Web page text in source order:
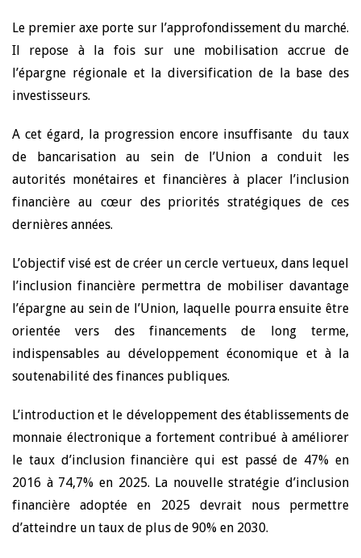
Le premier axe porte sur l’approfondissement du marché.
Il repose à la fois sur une mobilisation accrue de
l’épargne régionale et la diversification de la base des
investisseurs.
A cet égard, la progression encore insuffisante du taux
de bancarisation au sein de l’Union a conduit les
autorités monétaires et financières à placer l’inclusion
financière au cœur des priorités stratégiques de ces
dernières années.
L’objectif visé est de créer un cercle vertueux, dans lequel
l’inclusion financière permettra de mobiliser davantage
l’épargne au sein de l’Union, laquelle pourra ensuite être
orientée vers des financements de long terme,
indispensables au développement économique et à la
soutenabilité des finances publiques.
L’introduction et le développement des établissements de
monnaie électronique a fortement contribué à améliorer
le taux d’inclusion financière qui est passé de 47% en
2016 à 74,7% en 2025. La nouvelle stratégie d’inclusion
financière adoptée en 2025 devrait nous permettre
d’atteindre un taux de plus de 90% en 2030.